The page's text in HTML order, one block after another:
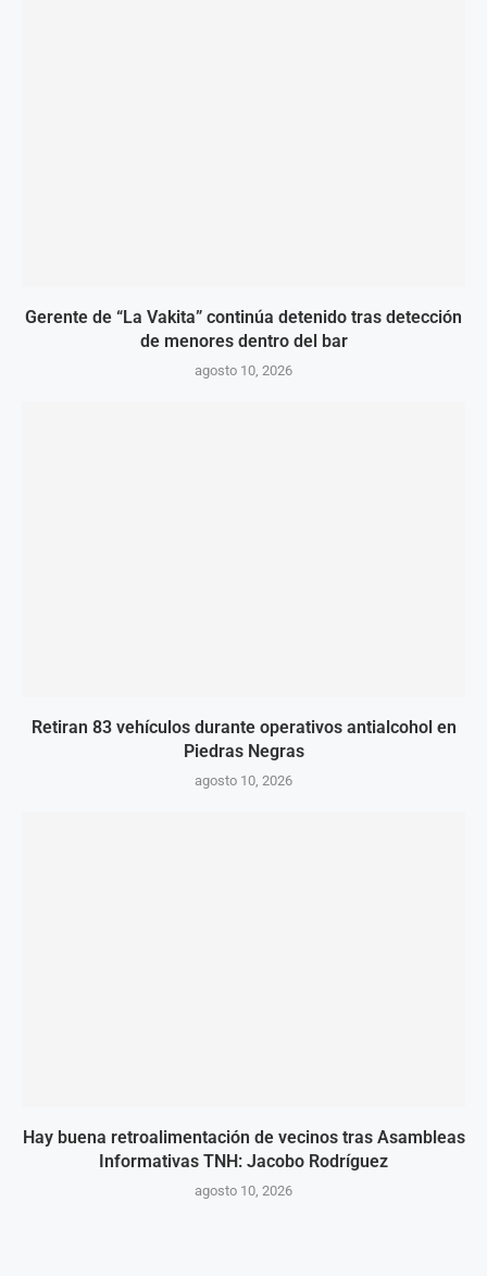
Gerente de “La Vakita” continúa detenido tras detección
de menores dentro del bar
agosto 10, 2026
Retiran 83 vehículos durante operativos antialcohol en
Piedras Negras
agosto 10, 2026
Hay buena retroalimentación de vecinos tras Asambleas
Informativas TNH: Jacobo Rodríguez
agosto 10, 2026